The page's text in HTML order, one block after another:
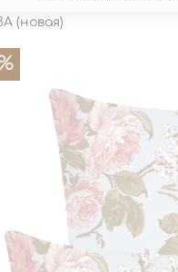
(новая)